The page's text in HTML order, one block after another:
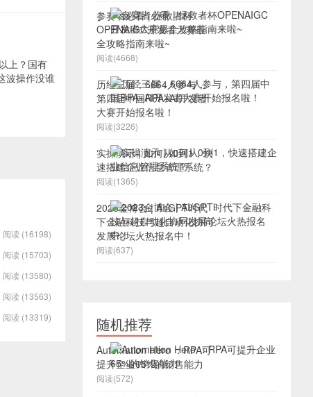
阅读 (16198)
阅读 (15703)
阅读 (13580)
阅读 (13563)
阅读 (13319)
参赛者必看 | 拯救者杯
OPENAIGC开发者大赛最
全攻略指南来啦~
阅读(4668)
历经三届，6664人参与，
第四届中国RPA+AI开发者
大赛开始报名啦！
阅读(3226)
实操演示 | 如何从0到1，快
速搭建企业信息管理系统？
阅读(1365)
2023金博会 | AI/GPT时代
下金融科技与超自动化协同
发展论坛火热报名中！
阅读(637)
随机推荐
Automation Hero ：RPA可
提升企业65%的销售能力
阅读(572)